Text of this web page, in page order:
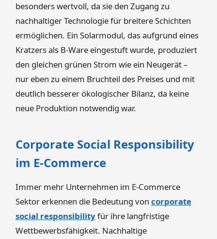
besonders wertvoll, da sie den Zugang zu
nachhaltiger Technologie für breitere Schichten
ermöglichen. Ein Solarmodul, das aufgrund eines
Kratzers als B-Ware eingestuft wurde, produziert
den gleichen grünen Strom wie ein Neugerät –
nur eben zu einem Bruchteil des Preises und mit
deutlich besserer ökologischer Bilanz, da keine
neue Produktion notwendig war.
Corporate Social Responsibility
im E-Commerce
Immer mehr Unternehmen im E-Commerce
Sektor erkennen die Bedeutung von corporate
social responsibilityfür ihre langfristige
Wettbewerbsfähigkeit. Nachhaltige